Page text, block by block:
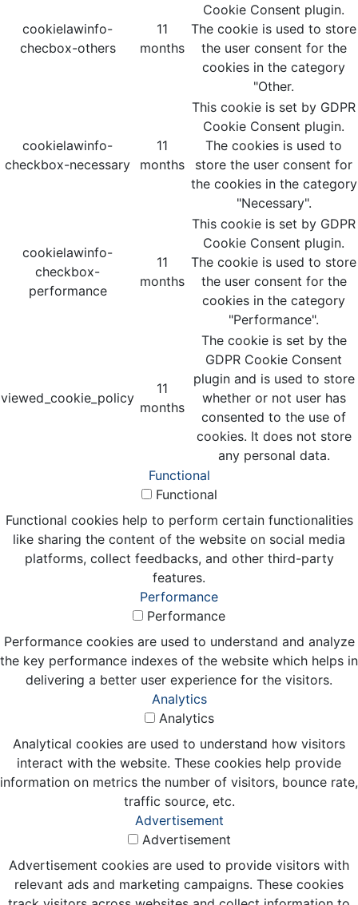
cookielawinfo-
checbox-others
11
months
Cookie Consent plugin.
The cookie is used to store
the user consent for the
cookies in the category
"Other.
cookielawinfo-
checkbox-necessary
11
months
This cookie is set by GDPR
Cookie Consent plugin.
The cookies is used to
store the user consent for
the cookies in the category
"Necessary".
cookielawinfo-
checkbox-
performance
11
months
This cookie is set by GDPR
Cookie Consent plugin.
The cookie is used to store
the user consent for the
cookies in the category
"Performance".
viewed_cookie_policy
11
months
The cookie is set by the
GDPR Cookie Consent
plugin and is used to store
whether or not user has
consented to the use of
cookies. It does not store
any personal data.
Functional
Functional
Functional cookies help to perform certain functionalities
like sharing the content of the website on social media
platforms, collect feedbacks, and other third-party
features.
Performance
Performance
Performance cookies are used to understand and analyze
the key performance indexes of the website which helps in
delivering a better user experience for the visitors.
Analytics
Analytics
Analytical cookies are used to understand how visitors
interact with the website. These cookies help provide
information on metrics the number of visitors, bounce rate,
traffic source, etc.
Advertisement
Advertisement
Advertisement cookies are used to provide visitors with
relevant ads and marketing campaigns. These cookies